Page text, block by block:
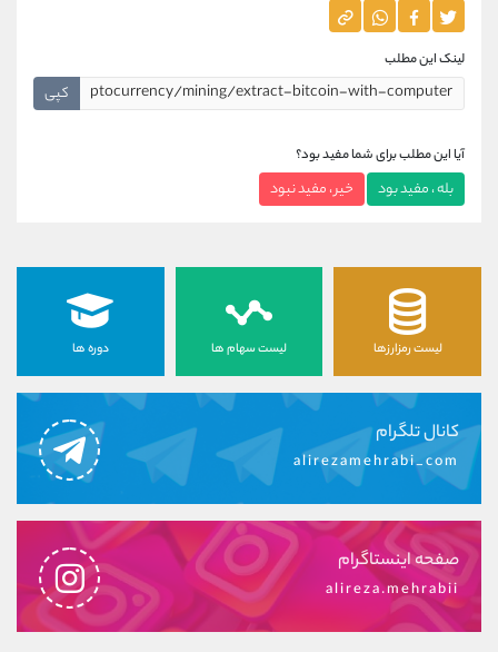
لینک این مطلب
کپی
آیا این مطلب برای شما مفید بود؟
بله ، مفید بود خیر ، مفید نبود
لیست رمزارزها لیست سهام ها دوره ها
کانال تلگرام
alirezamehrabi_com
صفحه اینستاگرام
alireza.mehrabii